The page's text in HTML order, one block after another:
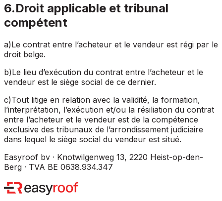
6.Droit applicable et tribunal
compétent
a)Le contrat entre l’acheteur et le vendeur est régi par le
droit belge.
b)Le lieu d’exécution du contrat entre l’acheteur et le
vendeur est le siège social de ce dernier.
c)Tout litige en relation avec la validité, la formation,
l’interprétation, l’exécution et/ou la résiliation du contrat
entre l’acheteur et le vendeur est de la compétence
exclusive des tribunaux de l’arrondissement judiciaire
dans lequel le siège social du vendeur est situé.
Easyroof bv · Knotwilgenweg 13, 2220 Heist-op-den-
Berg · TVA BE 0638.934.347